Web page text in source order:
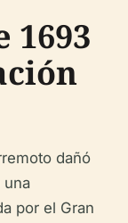
1693
dañó
una
por el Gran